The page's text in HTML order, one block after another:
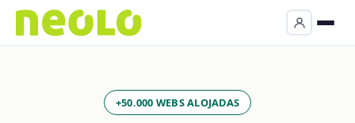
+50.000 WEBS ALOJADAS